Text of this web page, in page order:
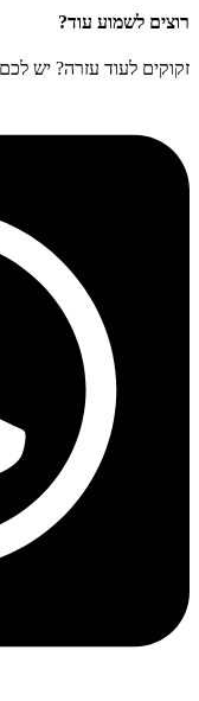
רוצים לשמוע עוד?
זקוקים לעוד עזרה? יש